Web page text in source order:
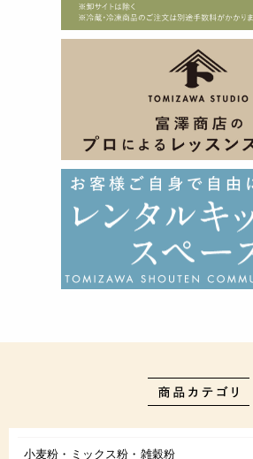
小麦粉・ミックス粉・雑穀粉